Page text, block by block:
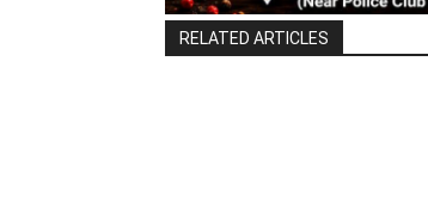
RELATED ARTICLES